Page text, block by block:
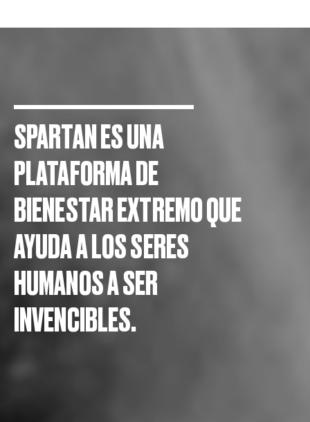
SPARTAN ES UNA
PLATAFORMA DE
BIENESTAR EXTREMO QUE
AYUDA A LOS SERES
HUMANOS A SER
INVENCIBLES.